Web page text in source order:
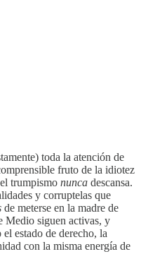
toda la atención de
fruto de la idiotez
trumpismo nunca descansa.
y corruptelas que
de meterse en la madre de
Medio siguen activas, y
estado de derecho, la
con la misma energía de